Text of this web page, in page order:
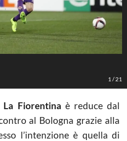
1 /21
Fiorentina è reduce dal
al Bologna grazie alla
l’intenzione è quella di